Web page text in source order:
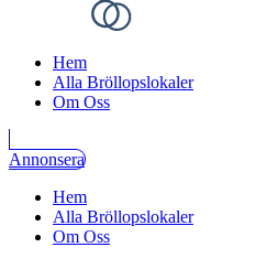
Hem
Alla Bröllopslokaler
Om Oss
Annonsera
Hem
Alla Bröllopslokaler
Om Oss